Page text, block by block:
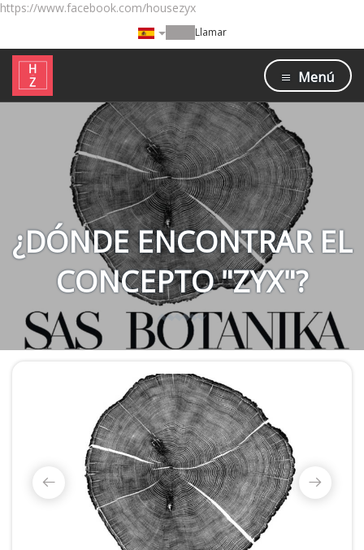
https://www.facebook.com/housezyx
Llamar
Menú
¿DÓNDE ENCONTRAR EL
CONCEPTO "ZYX"?